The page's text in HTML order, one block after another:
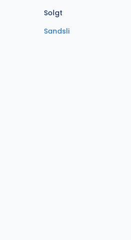
Solgt
Sandsli